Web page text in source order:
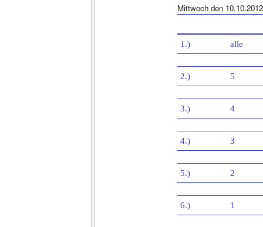
Mittwoch den 10.10.2012
1.) alle
2.) 5
3.) 4
4.) 3
5.) 2
6.) 1